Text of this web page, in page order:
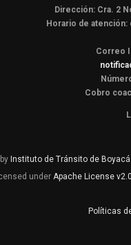
Dirección: Cra. 2
Horario de atención:
Correo
Cobro
Instituto de Tránsito de Boyacá
under Apache License v2.0
Políticas